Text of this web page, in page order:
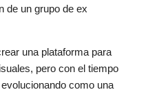
de un grupo de ex
una plataforma para
pero con el tiempo
como una